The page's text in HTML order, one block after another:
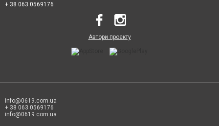
+ 38 063 0569176
Автори проєкту
info@0619.com.ua
+ 38 063 0569176
info@0619.com.ua